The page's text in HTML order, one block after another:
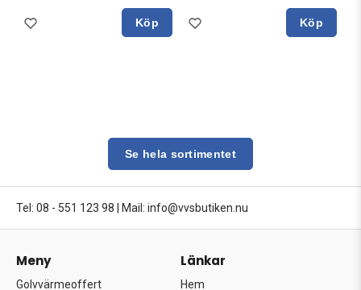
Köp Köp
Se hela sortimentet
Tel: 08 - 551 123 98 Mail: info@vvsbutiken.nu
Meny
Golvvärmeoffert
Länkar
Hem